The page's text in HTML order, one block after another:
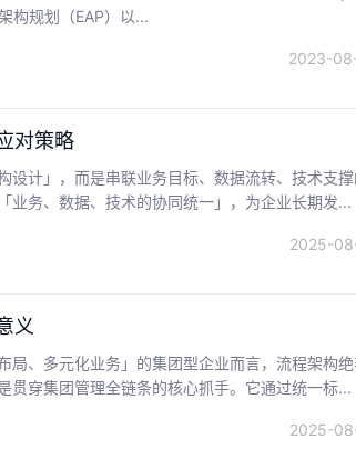
构规划（EAP）以...
2023-
对策略
设计」，而是串联业务目标、数据流转、技术支撑
业务、数据、技术的协同统一」，为企业长期发...
2025-
义
局、多元化业务」的集团型企业而言，流程架构
贯穿集团管理全链条的核心抓手。它通过统一标...
2025-